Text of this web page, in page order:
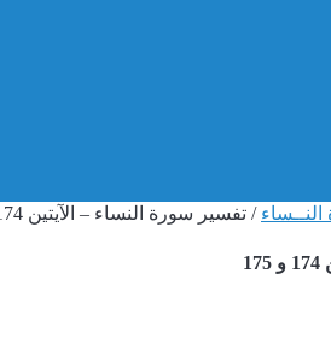
/ تفسير سورة النساء – الآيتين 174 و 175